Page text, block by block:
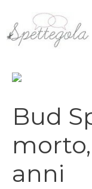
contenuto
Bud
anni